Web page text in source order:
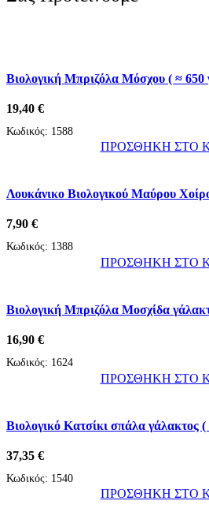
Βιολογική Μπριζόλα Μόσχου ( ≈ 650
19,40 €
Κωδικός: 1588
ΠΡΟΣΘΗΚΗ ΣΤΟ
Λουκάνικο Βιολογικού Μαύρου
7,90 €
Κωδικός: 1388
ΠΡΟΣΘΗΚΗ ΣΤΟ
Βιολογική Μπριζόλα Μοσχίδα
16,90 €
Κωδικός: 1624
ΠΡΟΣΘΗΚΗ ΣΤΟ
Βιολογικό Κατσίκι σπάλα γάλακτος
37,35 €
Κωδικός: 1540
ΠΡΟΣΘΗΚΗ ΣΤΟ